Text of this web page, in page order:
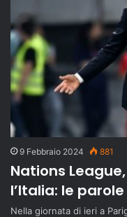
9 Febbraio 2024 881
Nations
l’Italia: le
Nella giornata di ieri a